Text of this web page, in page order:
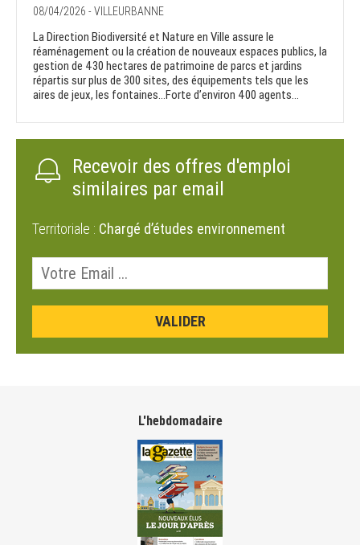
08/04/2026 - VILLEURBANNE
La Direction Biodiversité et Nature en Ville assure le
réaménagement ou la création de nouveaux espaces publics, la
gestion de 430 hectares de patrimoine de parcs et jardins
répartis sur plus de 300 sites, des équipements tels que les
aires de jeux, les fontaines…Forte d’environ 400 agents...
Recevoir des offres d'emploi
similaires par email
Territoriale : Chargé d’études environnement
L'hebdomadaire